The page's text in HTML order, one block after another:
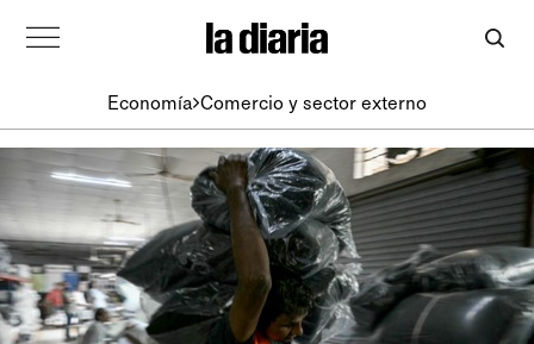
Economía Comercio y sector externo